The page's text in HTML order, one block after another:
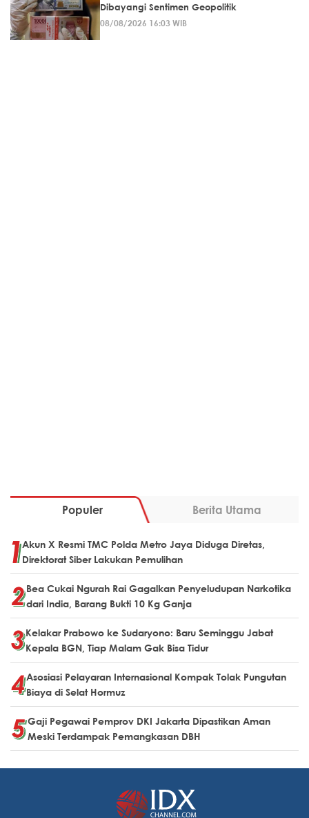
Dibayangi Sentimen Geopolitik
08/08/2026 16:03 WIB
Populer Berita Utama
Akun X Resmi TMC Polda Metro Jaya Diduga Diretas,
Direktorat Siber Lakukan Pemulihan
Bea Cukai Ngurah Rai Gagalkan Penyeludupan Narkotika
dari India, Barang Bukti 10 Kg Ganja
Kelakar Prabowo ke Sudaryono: Baru Seminggu Jabat
Kepala BGN, Tiap Malam Gak Bisa Tidur
Asosiasi Pelayaran Internasional Kompak Tolak Pungutan
Biaya di Selat Hormuz
Gaji Pegawai Pemprov DKI Jakarta Dipastikan Aman
Meski Terdampak Pemangkasan DBH